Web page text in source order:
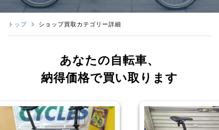
トップ ショップ買取カテゴリー詳細
あなたの自転車、
納得価格で買い取ります